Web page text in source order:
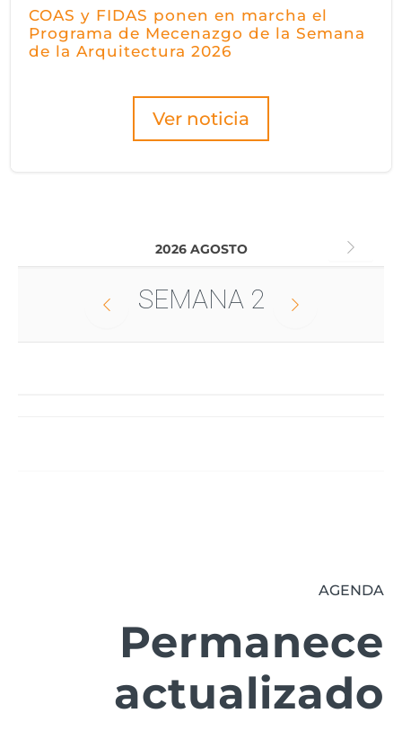
COAS y FIDAS ponen en marcha el
Programa de Mecenazgo de la Semana
de la Arquitectura 2026
Ver noticia
AGENDA
Permanece
actualizado
2026 AGOSTO
SEMANA 2